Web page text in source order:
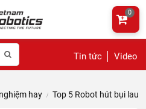
Tin tức Video
0
hay Top 5 Robot hút bụi lau